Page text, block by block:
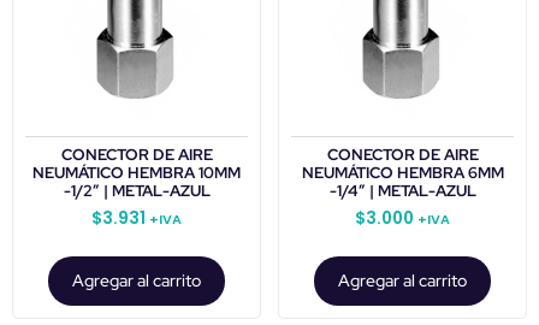
CONECTOR DE AIRE
NEUMÁTICO HEMBRA 10MM
-1/2″ | METAL-AZUL
$3.931 +IVA
Agregar al carrito
CONECTOR DE AIRE
NEUMÁTICO HEMBRA 6MM
-1/4″ | METAL-AZUL
$3.000 +IVA
Agregar al carrito